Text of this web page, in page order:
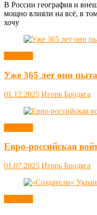
В России география и
мощно влияли на всё, в
хочу
Уже 365 лет они
01.12.2025 Игорь Бродяга
Евро-российская
01.07.2025 Игорь Бродяга